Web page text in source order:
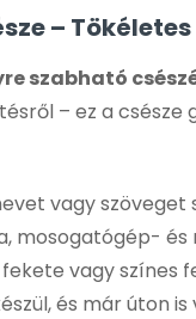
–
szabható
– ez a
vagy
mosogatógép- és
fekete vagy színes
és már úton is